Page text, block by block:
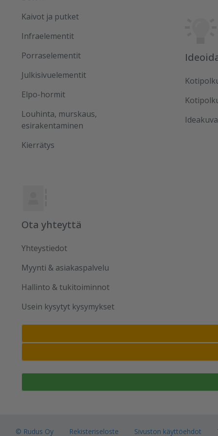
Kaivot ja putket
Infraelementit
Porraselementit
Julkisivuelementit
Elpo-hormit
Louhinta, murskaus,
esirakentaminen
Kierrätys
Ota yhteyttä
Yhteystiedot
Myynti & asiakaspalvelu
Hallinto & tukitoiminnot
Usein kysytyt kysymykset
© Rudus Oy Rekisteriseloste Sivuston käyttöehdot